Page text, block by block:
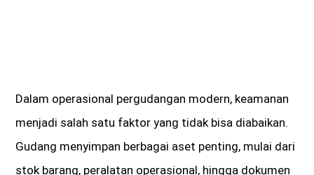
Dalam operasional pergudangan modern, keamanan
menjadi salah satu faktor yang tidak bisa diabaikan.
Gudang menyimpan berbagai aset penting, mulai dari
stok barang, peralatan operasional, hingga dokumen